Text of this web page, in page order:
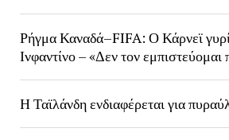
Ρήγμα Καναδά–FIFA: Ο Κάρνεϊ
Ινφαντίνο – «Δεν τον εμπιστεύομαι
Η Ταϊλάνδη ενδιαφέρεται για